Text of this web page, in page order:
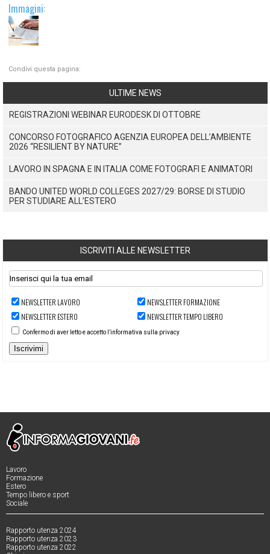
Immagini:
Condivi questa pagina:
ULTIME NEWS
REGISTRAZIONI WEBINAR EURODESK DI OTTOBRE
CONCORSO FOTOGRAFICO AGENZIA EUROPEA DELL’AMBIENTE
2026 “RESILIENT BY NATURE”
LAVORO IN SPAGNA E IN ITALIA COME FOTOGRAFI E ANIMATORI
BANDO UNITED WORLD COLLEGES 2027/29: BORSE DI STUDIO
PER STUDIARE ALL’ESTERO
ISCRIVITI ALLE NEWSLETTER
NEWSLETTER LAVORO
NEWSLETTER FORMAZIONE
NEWSLETTER ESTERO
NEWSLETTER TEMPO LIBERO
Confermo di aver letto e accetto l’informativa sulla privacy
Iscrivimi
Lavoro
Formazione
Estero
Tempo libero e sport
Sociale
Rapporto utenza 2024
Rapporto utenza 2023
Rapporto utenza 2022